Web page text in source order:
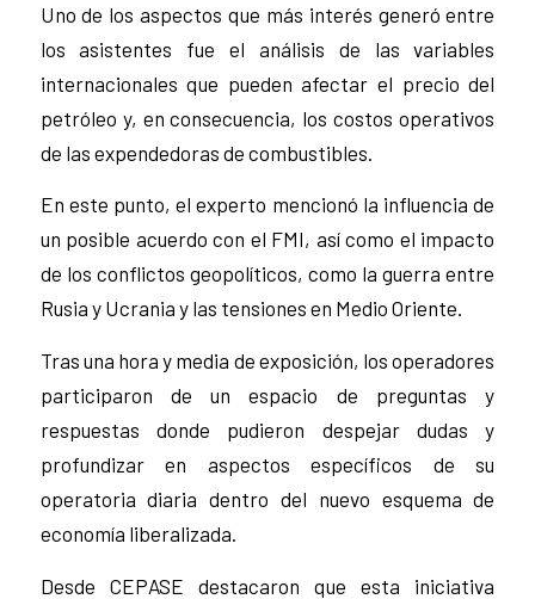
Uno de los aspectos que más interés generó entre
los asistentes fue el análisis de las variables
internacionales que pueden afectar el precio del
petróleo y, en consecuencia, los costos operativos
de las expendedoras de combustibles.
En este punto, el experto mencionó la influencia de
un posible acuerdo con el FMI, así como el impacto
de los conflictos geopolíticos, como la guerra entre
Rusia y Ucrania y las tensiones en Medio Oriente.
Tras una hora y media de exposición, los operadores
participaron de un espacio de preguntas y
respuestas donde pudieron despejar dudas y
profundizar en aspectos específicos de su
operatoria diaria dentro del nuevo esquema de
economía liberalizada.
Desde CEPASE destacaron que esta iniciativa